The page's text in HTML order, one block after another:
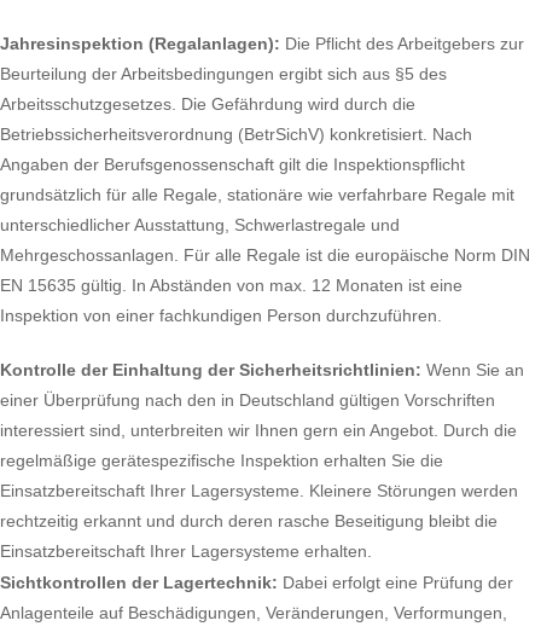
Jahresinspektion (Regalanlagen): Die Pflicht des Arbeitgebers zur
Beurteilung der Arbeitsbedingungen ergibt sich aus §5 des
Arbeitsschutzgesetzes. Die Gefährdung wird durch die
Betriebssicherheitsverordnung (BetrSichV) konkretisiert. Nach
Angaben der Berufsgenossenschaft gilt die Inspektionspflicht
grundsätzlich für alle Regale, stationäre wie verfahrbare Regale mit
unterschiedlicher Ausstattung, Schwerlastregale und
Mehrgeschossanlagen. Für alle Regale ist die europäische Norm DIN
EN 15635 gültig. In Abständen von max. 12 Monaten ist eine
Inspektion von einer fachkundigen Person durchzuführen.
Kontrolle der Einhaltung der Sicherheitsrichtlinien: Wenn Sie an
einer Überprüfung nach den in Deutschland gültigen Vorschriften
interessiert sind, unterbreiten wir Ihnen gern ein Angebot. Durch die
regelmäßige gerätespezifische Inspektion erhalten Sie die
Einsatzbereitschaft Ihrer Lagersysteme. Kleinere Störungen werden
rechtzeitig erkannt und durch deren rasche Beseitigung bleibt die
Einsatzbereitschaft Ihrer Lagersysteme erhalten.
Sichtkontrollen der Lagertechnik: Dabei erfolgt eine Prüfung der
Anlagenteile auf Beschädigungen, Veränderungen, Verformungen,